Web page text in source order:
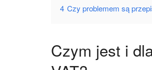
4 Czy problemem są
Czym jest i